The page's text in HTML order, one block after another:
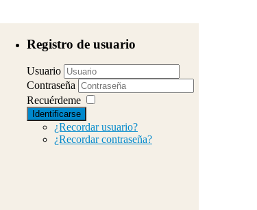
Registro de usuario
Usuario
Contraseña
Recuérdeme
Identificarse
¿Recordar usuario?
¿Recordar contraseña?